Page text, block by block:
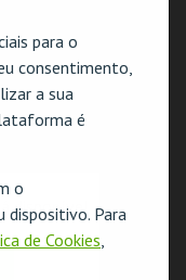
para o
consentimento,
a sua
é
o
dispositivo. Para
de Cookies,
disponível